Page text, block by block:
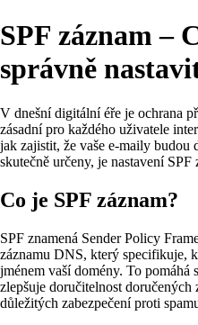
SPF záznam –
správně
V dnešní digitální éře je ochrana
zásadní pro každého uživatele
jak zajistit, že vaše e-maily budou
skutečně určeny, je nastavení SPF
Co je SPF záznam?
SPF znamená Sender Policy
záznamu DNS, který specifikuje,
jménem vaší domény. To
zlepšuje doručitelnost doručených
důležitých zabezpečení proti